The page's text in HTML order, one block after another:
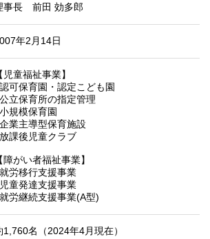
事長 前田 効多郎
年2月14日
【児童福祉事業】
可保育園・認定こども園
立保育所の指定管理
規模保育園
業主導型保育施設
課後児童クラブ
【障がい者福祉事業】
労移行支援事業
童発達支援事業
労継続支援事業(A型)
1,760名（2024年4月現在）